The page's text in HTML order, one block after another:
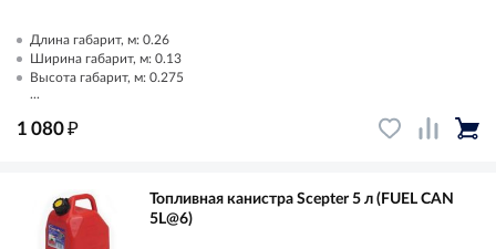
Длина габарит, м: 0.26
Ширина габарит, м: 0.13
Высота габарит, м: 0.275
...
1 080₽
Топливная канистра Scepter 5 л (FUEL CAN
5L@6)